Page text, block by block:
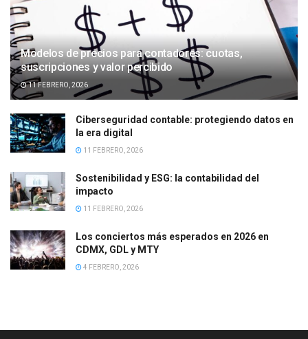
Modelos de precios para contadores: cuotas,
suscripciones y valor percibido
11 FEBRERO, 2026
Ciberseguridad contable: protegiendo datos en
la era digital
11 FEBRERO, 2026
Sostenibilidad y ESG: la contabilidad del
impacto
11 FEBRERO, 2026
Los conciertos más esperados en 2026 en
CDMX, GDL y MTY
4 FEBRERO, 2026